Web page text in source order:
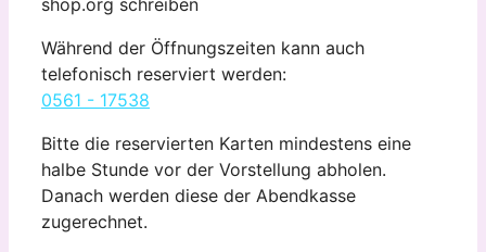
Während der Öffnungszeiten kann auch
telefonisch reserviert werden:
0561 - 17538
Bitte die reservierten Karten mindestens eine
halbe Stunde vor der Vorstellung abholen.
Danach werden diese der Abendkasse
zugerechnet.